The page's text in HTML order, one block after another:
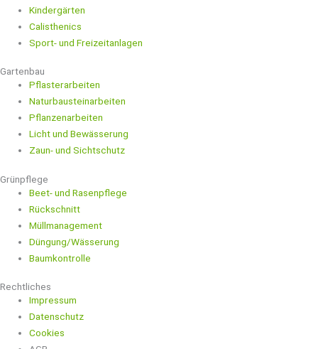
Kindergärten
Calisthenics
Sport- und Freizeitanlagen
Gartenbau
Pflasterarbeiten
Naturbausteinarbeiten
Pflanzenarbeiten
Licht und Bewässerung
Zaun- und Sichtschutz
Grünpflege
Beet- und Rasenpflege
Rückschnitt
Müllmanagement
Düngung/Wässerung
Baumkontrolle
Rechtliches
Impressum
Datenschutz
Cookies